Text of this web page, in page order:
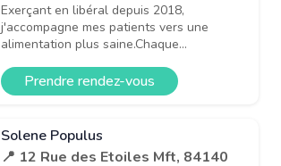
Exerçant en libéral depuis 2018,
j'accompagne mes patients vers une
alimentation plus saine.Chaque...
Prendre rendez-vous
Solene Populus
📍 12 Rue des Etoiles Mft, 84140